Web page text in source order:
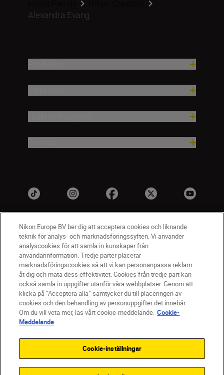
Alexandra Evang
SV Nikon Sites
Kontakta oss
Policydokument om personuppgiftsbehandling
Användningsvillkor
Användarvillkor för Nikon Store
Cookie-meddelande
Tillgänglighet
Cookieinställningar
Nikon Europe BV ber dig att acceptera cookies och liknande
teknik för analys- och marknadsföringssyften. Vi använder
analyscookies för att samla in kunskaper från
användarinformation. Tredje parter placerar
marknadsföringscookies så att vi kan personanpassa reklam
åt dig och mäta dess effektivitet. Cookies från tredje part kan
också samla in uppgifter utanför våra webbplatser. Genom att
klicka på ”Acceptera alla” samtycker du till placeringen av
cookies och den behandling av personuppgifter det innebär.
Om du vill veta mer, läs vårt cookie-meddelande. Cookie-
Meddelande
Cookie-inställningar